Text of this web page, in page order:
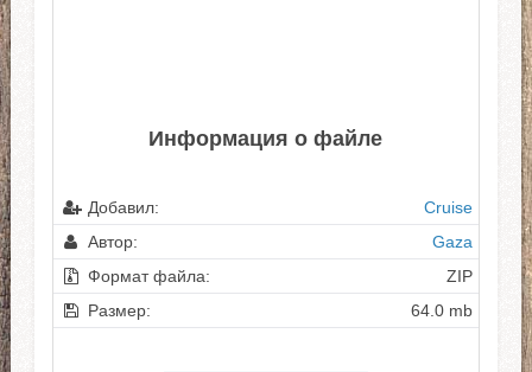
Информация о файле
Добавил:
Cruise
Автор:
Gaza
Формат файла:
ZIP
Размер:
64.0 mb